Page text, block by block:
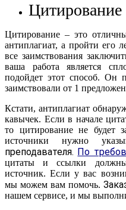
Цитирование
Цитирование – это
антиплагиат, а пройти его
все заимствования
ваша работа является
подойдет этот способ. Он
заимствовали от 1
Кстати, антиплагиат
кавычек. Если в начале
то цитирование не будет
источники нужно
преподавателя. По
цитаты и ссылки должны
источник. Если у вас
мы можем вам помочь.
нашем сервисе, и мы